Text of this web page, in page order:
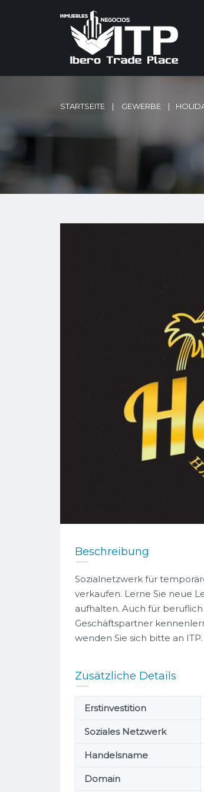
STARTSEITE GEWERBE
Beschreibung
Sozialnetzwerk für
verkaufen. Lerne Sie neue
aufhalten. Auch für
Geschäftspartner
wenden Sie sich bitte an ITP.
Zusätzliche Details
Erstinvestition
Soziales Netzwerk
Handelsname
Domain